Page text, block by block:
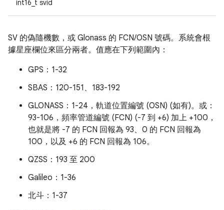
int16_t svid
SV 的偽隨機數，或 Glonass 的 FCN/OSN 號碼。系統會根
據星座欄位來區分兩者。值應在下列範圍內：
GPS：1-32
SBAS：120-151、183-192
GLONASS：1-24，軌道位置編號 (OSN) (如有)。或：
93-106，頻率管道編號 (FCN) (-7 到 +6) 加上 +100，
也就是將 -7 的 FCN 回報為 93、0 的 FCN 回報為
100，以及 +6 的 FCN 回報為 106。
QZSS：193 至 200
Galileo：1-36
北斗：1-37